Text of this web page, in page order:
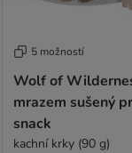
5 možností
Wolf of
mrazem sušený
snack
kachní krky (90 g)